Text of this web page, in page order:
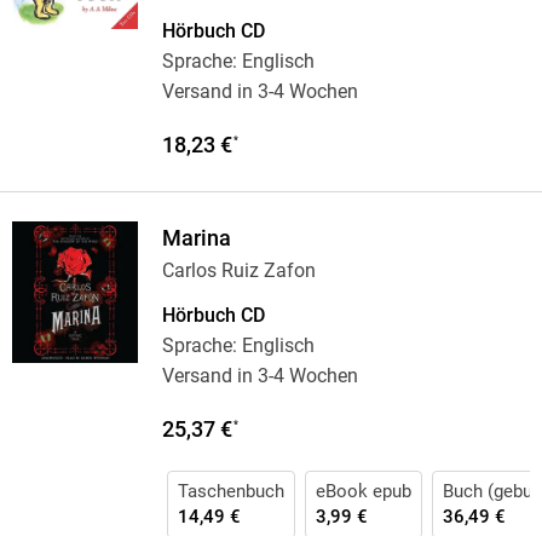
Hörbuch CD
Sprache: Englisch
Versand in 3-4 Wochen
18,23 €*
Marina
Carlos Ruiz Zafon
Hörbuch CD
Sprache: Englisch
Versand in 3-4 Wochen
25,37 €*
Taschenbuch
14,49 €
eBook epub
3,99 €
Buch
36,49 €